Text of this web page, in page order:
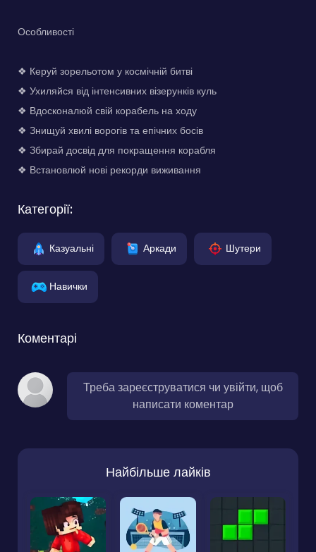
Особливості
❖ Керуй зорельотом у космічній битві
❖ Ухиляйся від інтенсивних візерунків куль
❖ Вдосконалюй свій корабель на ходу
❖ Знищуй хвилі ворогів та епічних босів
❖ Збирай досвід для покращення корабля
❖ Встановлюй нові рекорди виживання
Категорії:
Казуальні Аркади Шутери
Навички
Коментарі
Треба зареєструватися чи увійти, щоб
написати коментар
Найбільше лайків